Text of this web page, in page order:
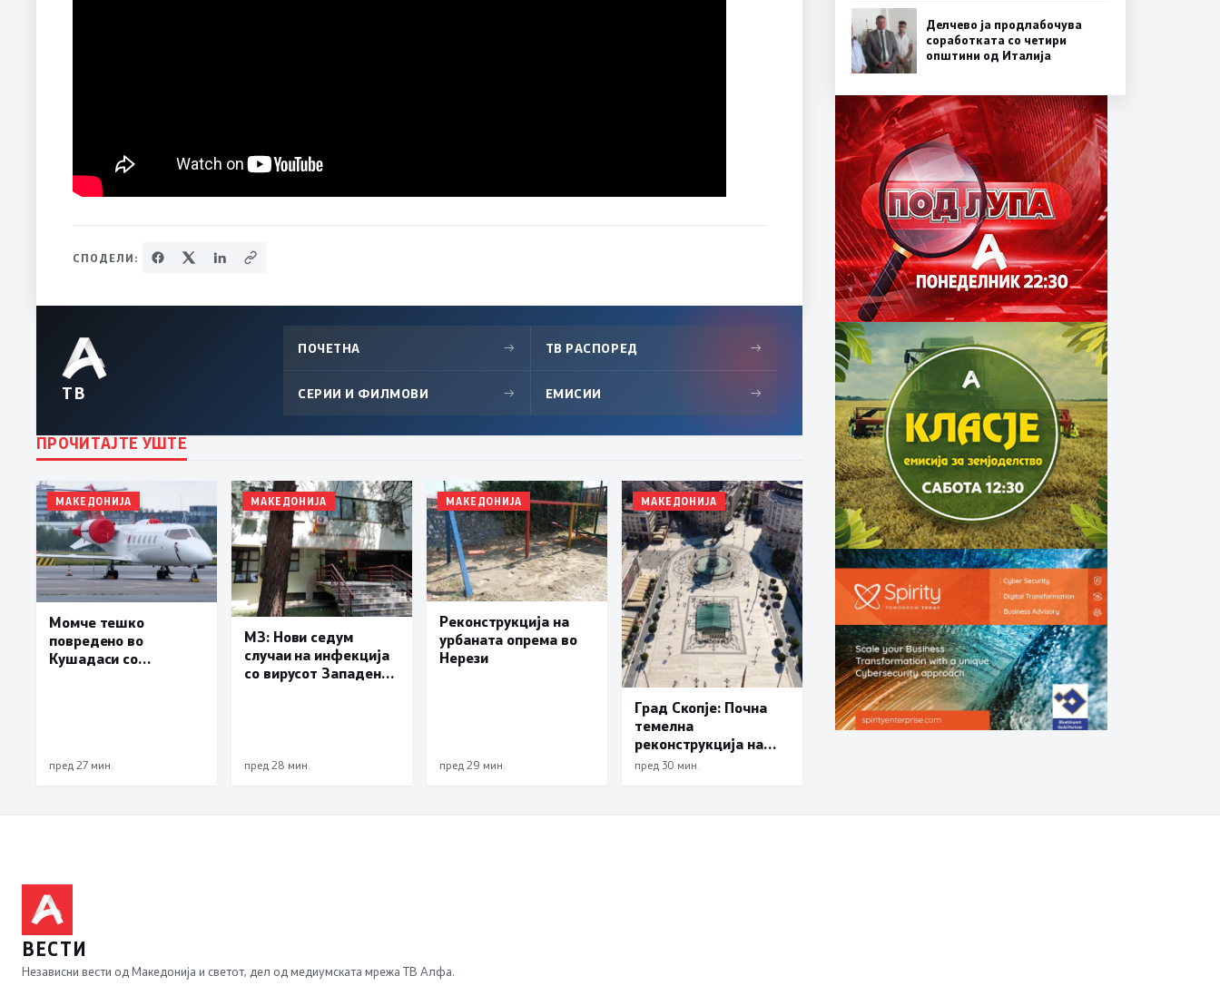
СПОДЕЛИ:
ТВ
ПОЧЕТНА → ТВ РАСПОРЕД →
СЕРИИ И ФИЛМОВИ → ЕМИСИИ →
ПРОЧИТАЈТЕ УШТЕ
МАКЕДОНИЈА
Момче тешко
повредено во
Кушадаси со
пред 27 мин.
МАКЕДОНИЈА
МЗ: Нови седум
случаи на инфекција
со вирусот Западен
пред 28 мин.
МАКЕДОНИЈА
Реконструкција на
урбаната опрема во
Нерези
пред 29 мин.
МАКЕДОНИЈА
Град Скопје: Почна
темелна
реконструкција на
еден од симболите на
пред 30 мин.
Делчево ја продлабочува
соработката со четири
општини од Италија
ВЕСТИ
Независни вести од Македонија и светот, дел од медиумската мрежа ТВ Алфа.